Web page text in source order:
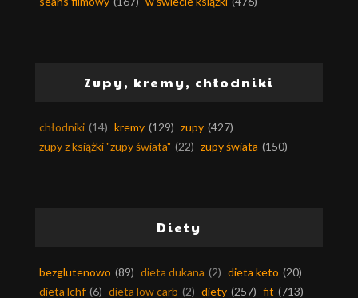
Zupy, kremy, chłodniki
chłodniki (14) kremy (129) zupy (427)
zupy z książki "zupy świata" (22) zupy świata (150)
Diety
bezglutenowo (89) dieta dukana (2) dieta keto (20)
dieta lchf (6) dieta low carb (2) diety (257) fit (713)